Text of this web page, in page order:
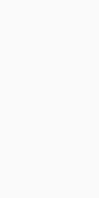
Tab
in New Tab
Opens in New Tab